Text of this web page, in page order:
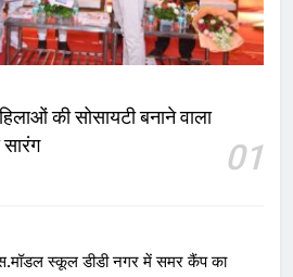
राहत! बस कुछ दिन में वापस